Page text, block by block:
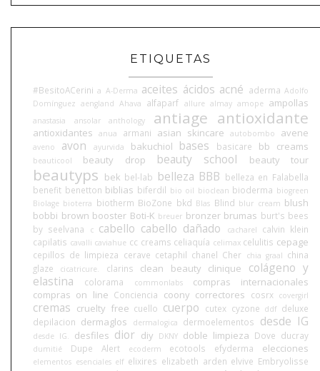
ETIQUETAS
#BesitoACerini a A-Derma aceites ácidos acné aderma Adolfo
Domínguez aengland Ahava alfaparf allure almay amope ampollas
anastasia ansolar anthology antiage antioxidante
antioxidantes anua armani asian skincare autobombo avene
aveno avon ayurvida bakuchiol bases basicare bb creams
beauticool beauty drop beauty school beauty tour
beautyps bek bel-lab belleza BBB belleza en Falabella
benefit benetton biblias biferdil bio oil bioclean bioderma biogreen
Biolage bioterra biotherm BioZone bkd Blas Blind blur cream blush
bobbi brown booster Boti-K breuer bronzer brumas burt's bees
by seelvana
c cabello cabello dañado cacharel
calvin klein
capilatis cavalli caviahue cc creams celiaquía celimax celulitis cepage
cepillos de limpieza cerave cetaphil chanel Cher chia graal china
glaze
cicatricure. clarins clean beauty clinique
colágeno y
elastina
colorama commonlabs
compras internacionales
compras on line Conciencia coony correctores cosrx covergirl
cremas cruelty free cuello cuerpo cutex cyzone ddf deluxe
depilacion dermaglos dermalogica dermoelementos desde IG
desde IG. desfiles dior diy DKNY doble limpieza Dove ducray
dumitié Dupe Alert ecoderm ecotools efyderma elecciones
elementos esenciales elf elixires elizabeth arden elvive Embryolisse